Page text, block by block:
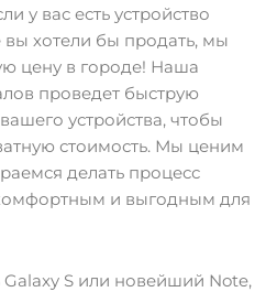
у вас есть устройство
вы хотели бы продать, мы
цену в городе! Наша
проведет быструю
устройства, чтобы
стоимость. Мы ценим
делать процесс
и выгодным для
Galaxy S или новейший Note,